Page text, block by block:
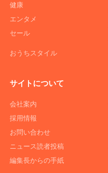
健康
エンタメ
セール
おうちスタイル
サイトについて
会社案内
採用情報
お問い合わせ
ニュース読者投稿
編集長からの手紙